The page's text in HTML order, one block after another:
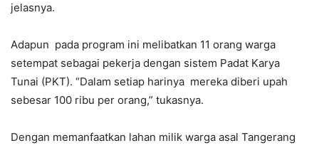
jelasnya.
Adapun pada program ini melibatkan 11 orang warga
setempat sebagai pekerja dengan sistem Padat Karya
Tunai (PKT). “Dalam setiap harinya mereka diberi upah
sebesar 100 ribu per orang,” tukasnya.
Dengan memanfaatkan lahan milik warga asal Tangerang